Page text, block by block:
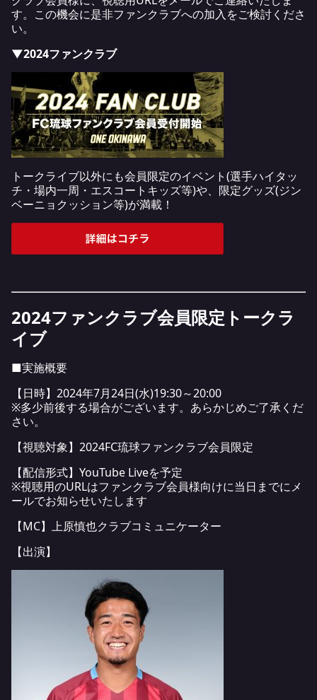
す。この機会に是非ファンクラブへの加入をご検討くださ
い。
▼2024ファンクラブ
トークライブ以外にも会員限定のイベント(選手ハイタッ
チ・場内一周・エスコートキッズ等)や、限定グッズ(ジン
ベーニョクッション等)が満載！
2024ファンクラブ会員限定トークラ
イブ
■実施概要
【日時】2024年7月24日(水)19:30～20:00
※多少前後する場合がございます。あらかじめご了承くだ
さい。
【視聴対象】2024FC琉球ファンクラブ会員限定
【配信形式】YouTube Liveを予定
※視聴用のURLはファンクラブ会員様向けに当日までにメ
ールでお知らせいたします
【MC】上原慎也クラブコミュニケーター
【出演】